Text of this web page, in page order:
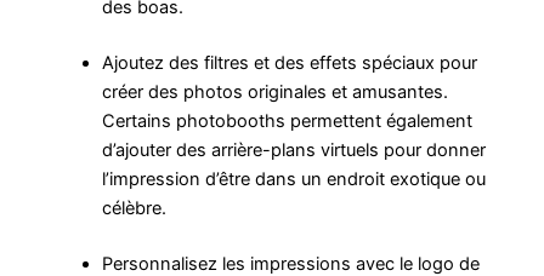
des boas.
Ajoutez des filtres et des effets spéciaux pour
créer des photos originales et amusantes.
Certains photobooths permettent également
d’ajouter des arrière-plans virtuels pour donner
l’impression d’être dans un endroit exotique ou
célèbre.
Personnalisez les impressions avec le logo de